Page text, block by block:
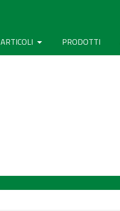
ARTICOLI PRODOTTI